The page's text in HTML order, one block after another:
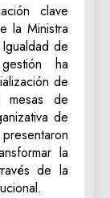
clave
la Ministra
de
ha
de
mesas de
de
la
de la